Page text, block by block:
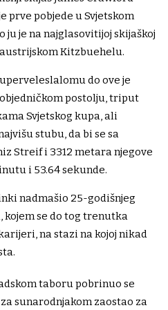
prve pobjede u Svjetskom
ju je na najglasovitijoj skijaškoj
Kitzbuehelu.
do ove je
postolju, triput
Svjetskog kupa, ali
stubu, da bi se sa
Streif i 3312 metara njegove
i 53.64 sekunde.
nadmašio 25-godišnjeg
kojem se do tog trenutka
na stazi na kojoj nikad
taboru pobrinuo se
sunarodnjakom zaostao za